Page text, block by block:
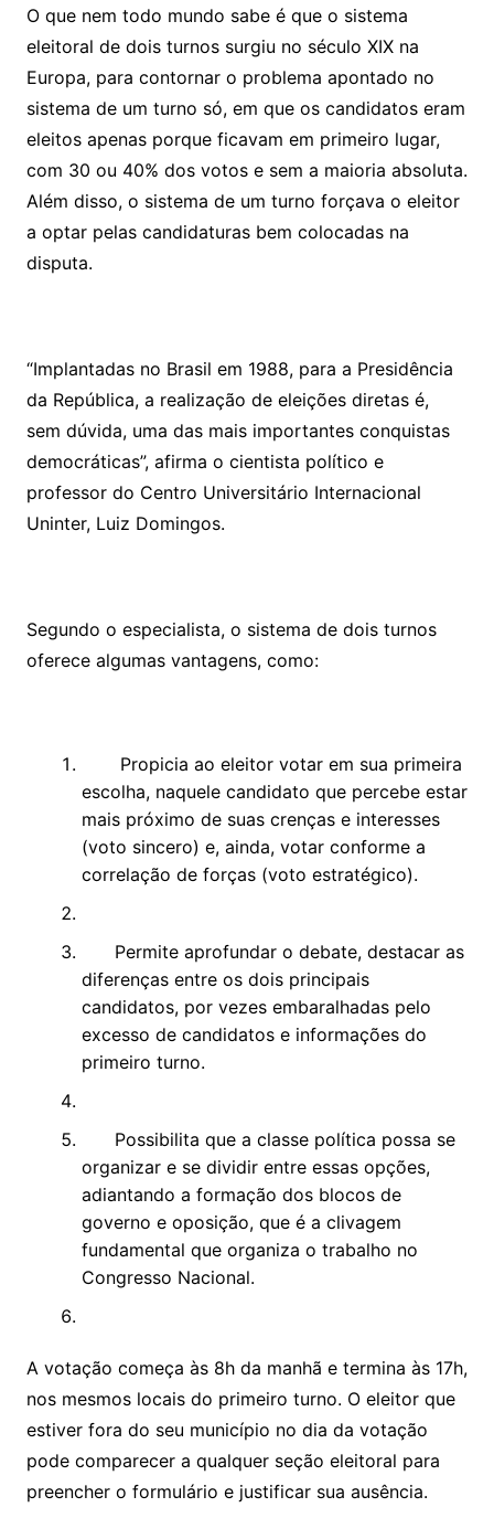
O que nem todo mundo sabe é que o sistema
eleitoral de dois turnos surgiu no século XIX na
Europa, para contornar o problema apontado no
sistema de um turno só, em que os candidatos eram
eleitos apenas porque ficavam em primeiro lugar,
com 30 ou 40% dos votos e sem a maioria absoluta.
Além disso, o sistema de um turno forçava o eleitor
a optar pelas candidaturas bem colocadas na
disputa.
“Implantadas no Brasil em 1988, para a Presidência
da República, a realização de eleições diretas é,
sem dúvida, uma das mais importantes conquistas
democráticas”, afirma o cientista político e
professor do Centro Universitário Internacional
Uninter, Luiz Domingos.
Segundo o especialista, o sistema de dois turnos
oferece algumas vantagens, como:
Propicia ao eleitor votar em sua primeira
escolha, naquele candidato que percebe estar
mais próximo de suas crenças e interesses
(voto sincero) e, ainda, votar conforme a
correlação de forças (voto estratégico).
Permite aprofundar o debate, destacar as
diferenças entre os dois principais
candidatos, por vezes embaralhadas pelo
excesso de candidatos e informações do
primeiro turno.
Possibilita que a classe política possa se
organizar e se dividir entre essas opções,
adiantando a formação dos blocos de
governo e oposição, que é a clivagem
fundamental que organiza o trabalho no
Congresso Nacional.
A votação começa às 8h da manhã e termina às 17h,
nos mesmos locais do primeiro turno. O eleitor que
estiver fora do seu município no dia da votação
pode comparecer a qualquer seção eleitoral para
preencher o formulário e justificar sua ausência.